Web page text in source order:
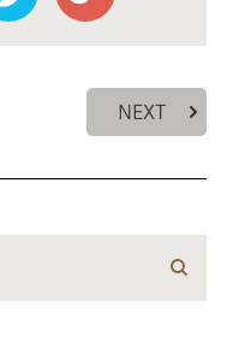
NEXT